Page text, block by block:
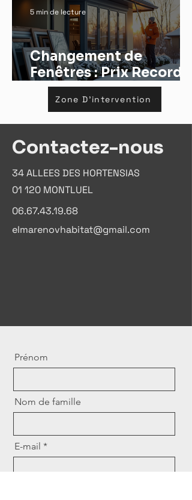
Changement de
Fenêtres : Prix Records
Bas Pour l'Hiver 2024
5 min de lecture
Zone D'intervention
Contactez-nous
34 ALLEES DES HORTENSIAS
01 120 MONTLUEL
06.67.43.19.68
elmarenovhabitat@gmail.com
Prénom
Nom de famille
E-mail